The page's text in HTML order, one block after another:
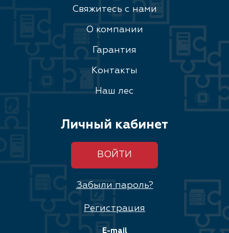
Свяжитесь с нами
О компании
Гарантия
Контакты
Наш лес
Личный кабинет
ВОЙТИ
Забыли пароль?
Регистрация
E-mail